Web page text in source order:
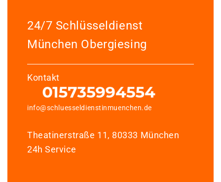
24/7 Schlüsseldienst
München Obergiesing
Kontakt
info@schluesseldienstinmuenchen.de
Theatinerstraße 11, 80333 München
24h Service